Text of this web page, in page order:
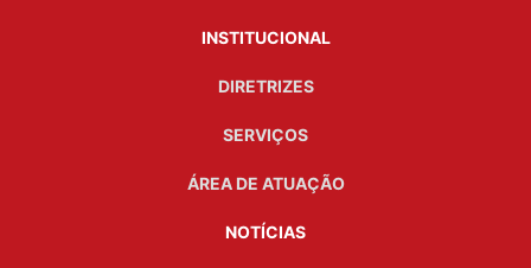
INSTITUCIONAL
DIRETRIZES
SERVIÇOS
ÁREA DE ATUAÇÃO
NOTÍCIAS